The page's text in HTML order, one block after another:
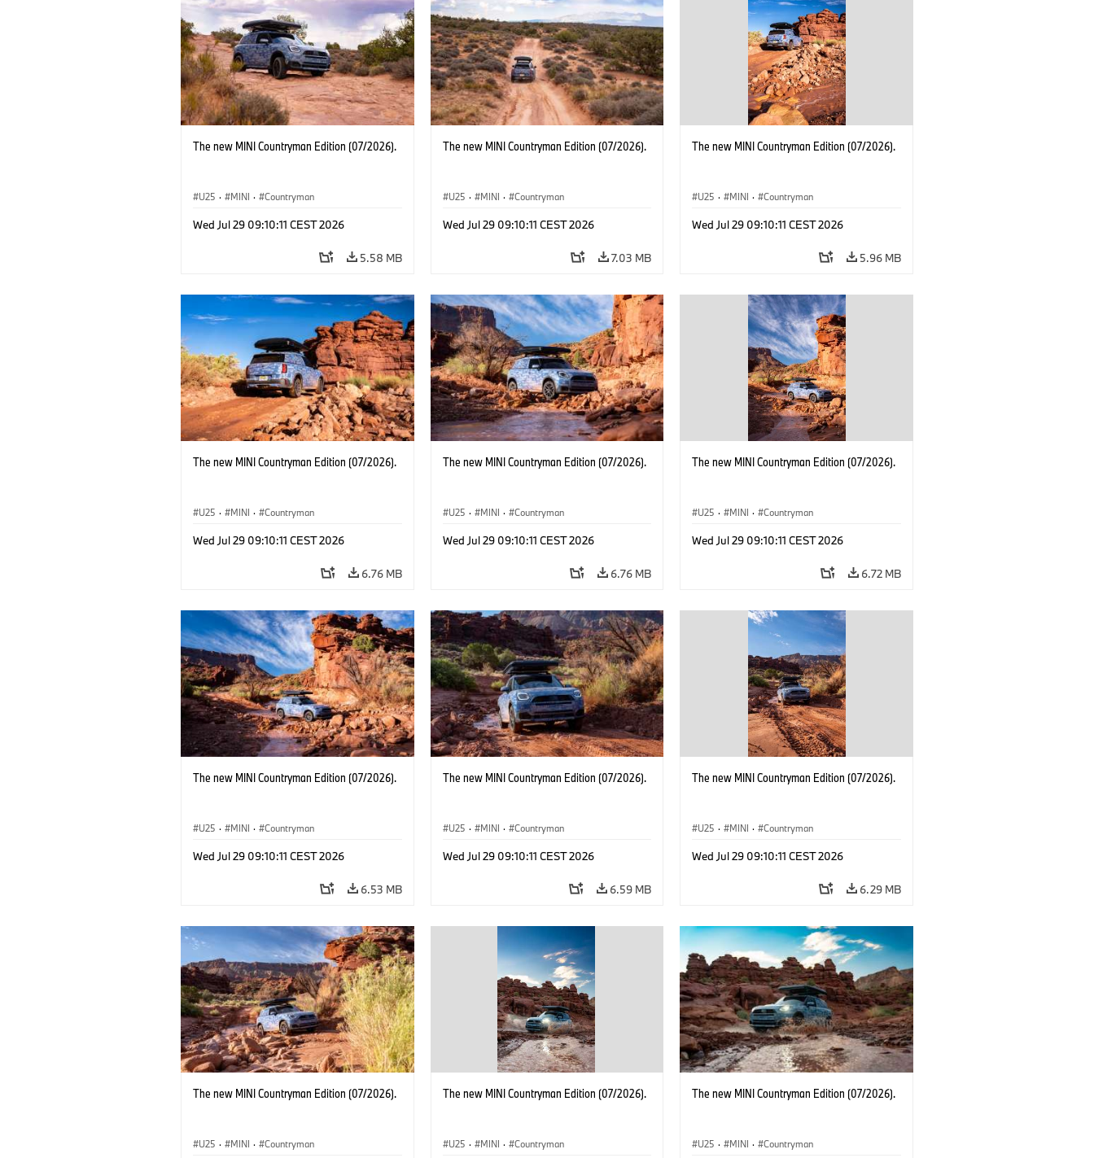
The new MINI Countryman Edition (07/2026).
U25 · MINI · Countryman
Wed Jul 29 09:10:11 CEST 2026
5.58 MB
The new MINI Countryman Edition (07/2026).
U25 · MINI · Countryman
Wed Jul 29 09:10:11 CEST 2026
7.03 MB
The new MINI Countryman Edition (07/2026).
U25 · MINI · Countryman
Wed Jul 29 09:10:11 CEST 2026
5.96 MB
The new MINI Countryman Edition (07/2026).
U25 · MINI · Countryman
Wed Jul 29 09:10:11 CEST 2026
6.76 MB
The new MINI Countryman Edition (07/2026).
U25 · MINI · Countryman
Wed Jul 29 09:10:11 CEST 2026
6.76 MB
The new MINI Countryman Edition (07/2026).
U25 · MINI · Countryman
Wed Jul 29 09:10:11 CEST 2026
6.72 MB
The new MINI Countryman Edition (07/2026).
U25 · MINI · Countryman
Wed Jul 29 09:10:11 CEST 2026
6.53 MB
The new MINI Countryman Edition (07/2026).
U25 · MINI · Countryman
Wed Jul 29 09:10:11 CEST 2026
6.59 MB
The new MINI Countryman Edition (07/2026).
U25 · MINI · Countryman
Wed Jul 29 09:10:11 CEST 2026
6.29 MB
The new MINI Countryman Edition (07/2026).
U25 · MINI · Countryman
The new MINI Countryman Edition (07/2026).
U25 · MINI · Countryman
The new MINI Countryman Edition (07/2026).
U25 · MINI · Countryman